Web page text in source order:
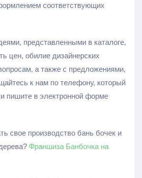
соответствующих
представленными в каталоге,
цен, обилие дизайнерских
а также с предложениями,
к нам по телефону, который
пишите в электронной форме
свое производство бань бочек и
Франшиза Банбочка на